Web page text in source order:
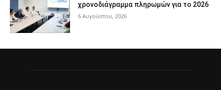
χρονοδιάγραμμα πληρωμών για το 2026
6 Αυγούστου, 2026